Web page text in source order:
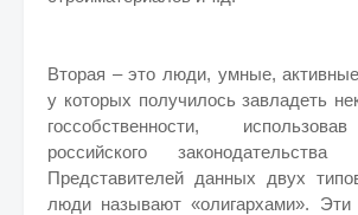
Вторая – это люди, умные,
у которых получилось завладеть
госсобственности,
российского
Представителей данных двух
люди называют «олигархами».